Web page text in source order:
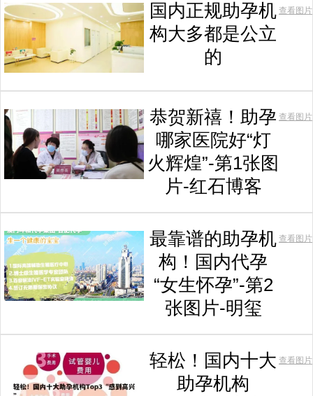
国内正规助孕机
构大多都是公立
的
查看图片
恭贺新禧！助孕
哪家医院好“灯
火辉煌”-第1张图
片-红石博客
查看图片
最靠谱的助孕机
构！国内代孕
“女生怀孕”-第2
张图片-明玺
查看图片
轻松！国内十大
助孕机构
查看图片